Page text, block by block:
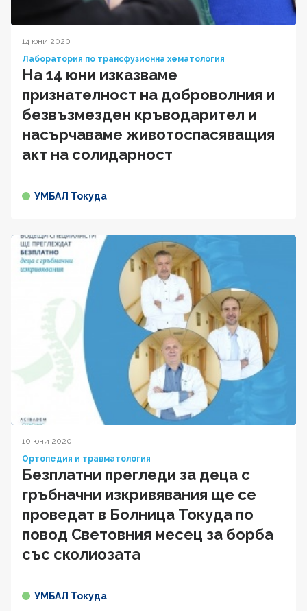
14 юни 2020
Лаборатория по трансфузионна хематология
На 14 юни изказваме
признателност на доброволния и
безвъзмезден кръводарител и
насърчаваме животоспасяващия
акт на солидарност
УМБАЛ Токуда
10 юни 2020
Ортопедия и травматология
Безплатни прегледи за деца с
гръбначни изкривявания ще се
проведат в Болница Токуда по
повод Световния месец за борба
със сколиозата
УМБАЛ Токуда